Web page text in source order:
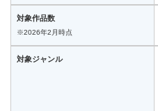
対象作品数
※2026年2月時点
対象ジャンル